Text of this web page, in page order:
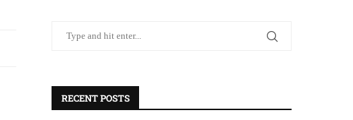
RECENT POSTS